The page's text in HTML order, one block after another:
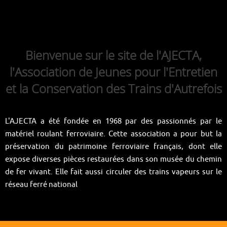
Bienvenue sur le site de l'AJECTA,
l'Association de Jeunes pour l'Entretien
et la Conservation des Trains d'Autrefois
L'AJECTA a été fondée en 1968 par des passionnés par le
matériel roulant ferroviaire. Cette association a pour but la
préservation du patrimoine ferroviaire français, dont elle
expose diverses pièces restaurées dans son musée du chemin
de fer vivant. Elle fait aussi circuler des trains vapeurs sur le
réseau ferré national